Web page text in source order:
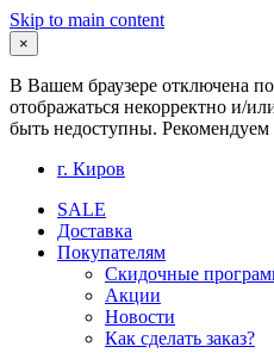
Skip to main content
×
В Вашем браузере отключена
отображаться некорректно и/
быть недоступны.
г. Киров
SALE
Доставка
Покупателям
Скидочные
Акции
Новости
Как сделать заказ?